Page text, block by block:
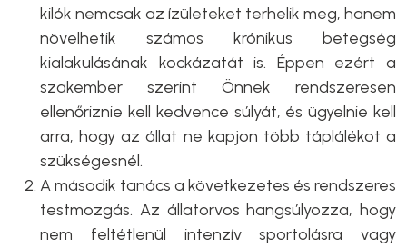
kilók nemcsak az ízületeket terhelik meg, hanem
növelhetik számos krónikus betegség
kialakulásának kockázatát is. Éppen ezért a
szakember szerint Önnek rendszeresen
ellenőriznie kell kedvence súlyát, és ügyelnie kell
arra, hogy az állat ne kapjon több táplálékot a
szükségesnél.
A második tanács a következetes és rendszeres
testmozgás. Az állatorvos hangsúlyozza, hogy
nem feltétlenül intenzív sportolásra vagy